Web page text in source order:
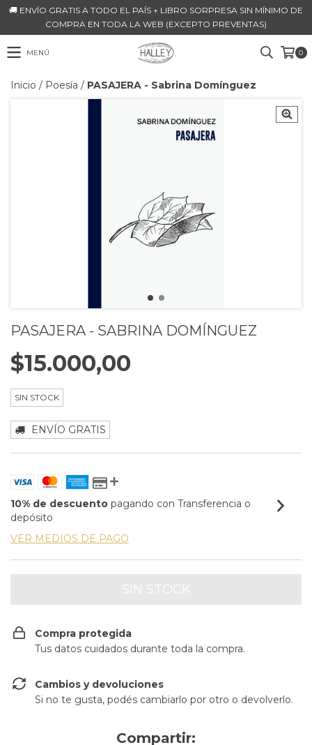
🚚 ENVÍO GRATIS A TODO EL PAÍS + LIBRO SORPRESA SIN MÍNIMO DE
COMPRA EN TODA LA WEB (EXCEPTO PREVENTAS)
MENÚ 0
Inicio / Poesía / PASAJERA - Sabrina Domínguez
PASAJERA - SABRINA DOMÍNGUEZ
$15.000,00
SIN STOCK
ENVÍO GRATIS
10% de descuento pagando con Transferencia o
depósito
VER MEDIOS DE PAGO
Compra protegida
Tus datos cuidados durante toda la compra.
Cambios y devoluciones
Si no te gusta, podés cambiarlo por otro o devolverlo.
Compartir: